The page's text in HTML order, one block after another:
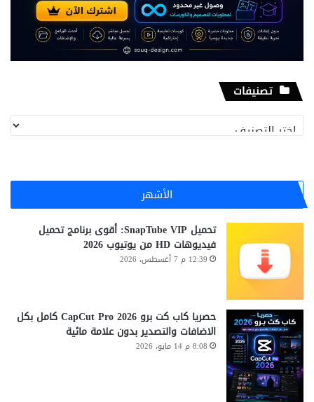
تصنيفات
تصنيفات
الأشهر
تحميل SnapTube VIP: أقوى برنامج تحميل
فيديوهات HD من يوتيوب 2026
12:39 م 7 أغسطس، 2026
حصريا كاب كت برو CapCut Pro 2026 كامل بكل
الاضافات والتصدير بدون علامة مائية
8:08 م 14 مايو، 2026